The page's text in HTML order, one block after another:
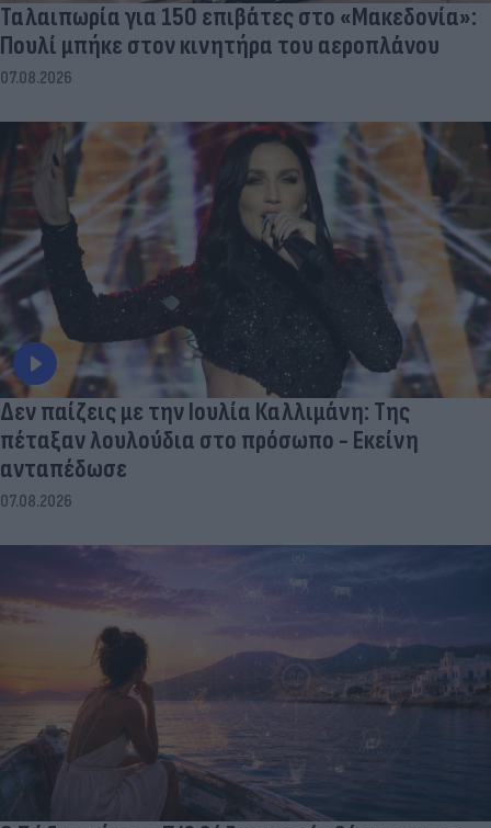
Ταλαιπωρία για 150 επιβάτες στο «Μακεδονία»:
Πουλί μπήκε στον κινητήρα του αεροπλάνου
07.08.2026
Δεν παίζεις με την Ιουλία Καλλιμάνη: Της
πέταξαν λουλούδια στο πρόσωπο - Εκείνη
ανταπέδωσε
07.08.2026